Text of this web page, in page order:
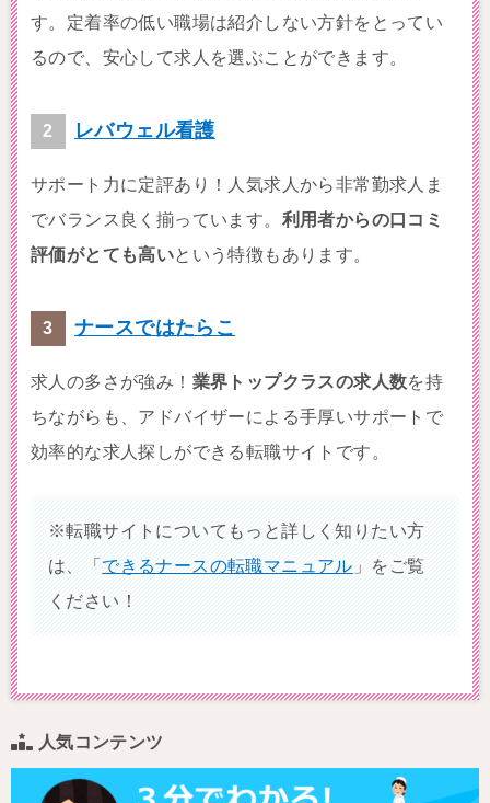
す。定着率の低い職場は紹介しない方針をとってい
るので、安心して求人を選ぶことができます。
レバウェル看護
サポート力に定評あり！人気求人から非常勤求人ま
でバランス良く揃っています。 利用者からの口コミ
評価がとても高いという特徴もあります。
ナースではたらこ
求人の多さが強み！ 業界トップクラスの求人数を持
ちながらも、アドバイザーによる手厚いサポートで
効率的な求人探しができる転職サイトです。
※転職サイトについてもっと詳しく知りたい方
は、「できるナースの転職マニュアル 」をご覧
ください！
人気コンテンツ